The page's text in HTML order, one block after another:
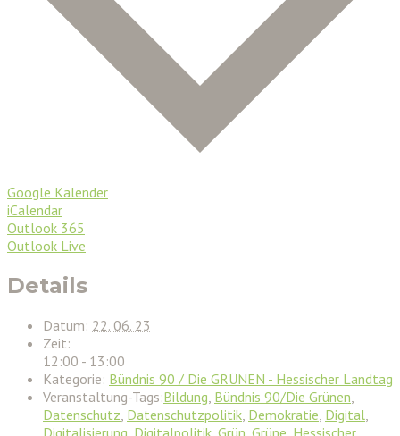
Google Kalender
iCalendar
Outlook 365
Outlook Live
Details
Datum: 22. 06. 23
Zeit:
12:00 - 13:00
Kategorie: Bündnis 90 / Die GRÜNEN - Hessischer Landtag
Veranstaltung-Tags:Bildung Bündnis 90/Die Grünen
Datenschutz Datenschutzpolitik Demokratie Digital
Digitalisierung Digitalpolitik Grün Grüne Hessischer